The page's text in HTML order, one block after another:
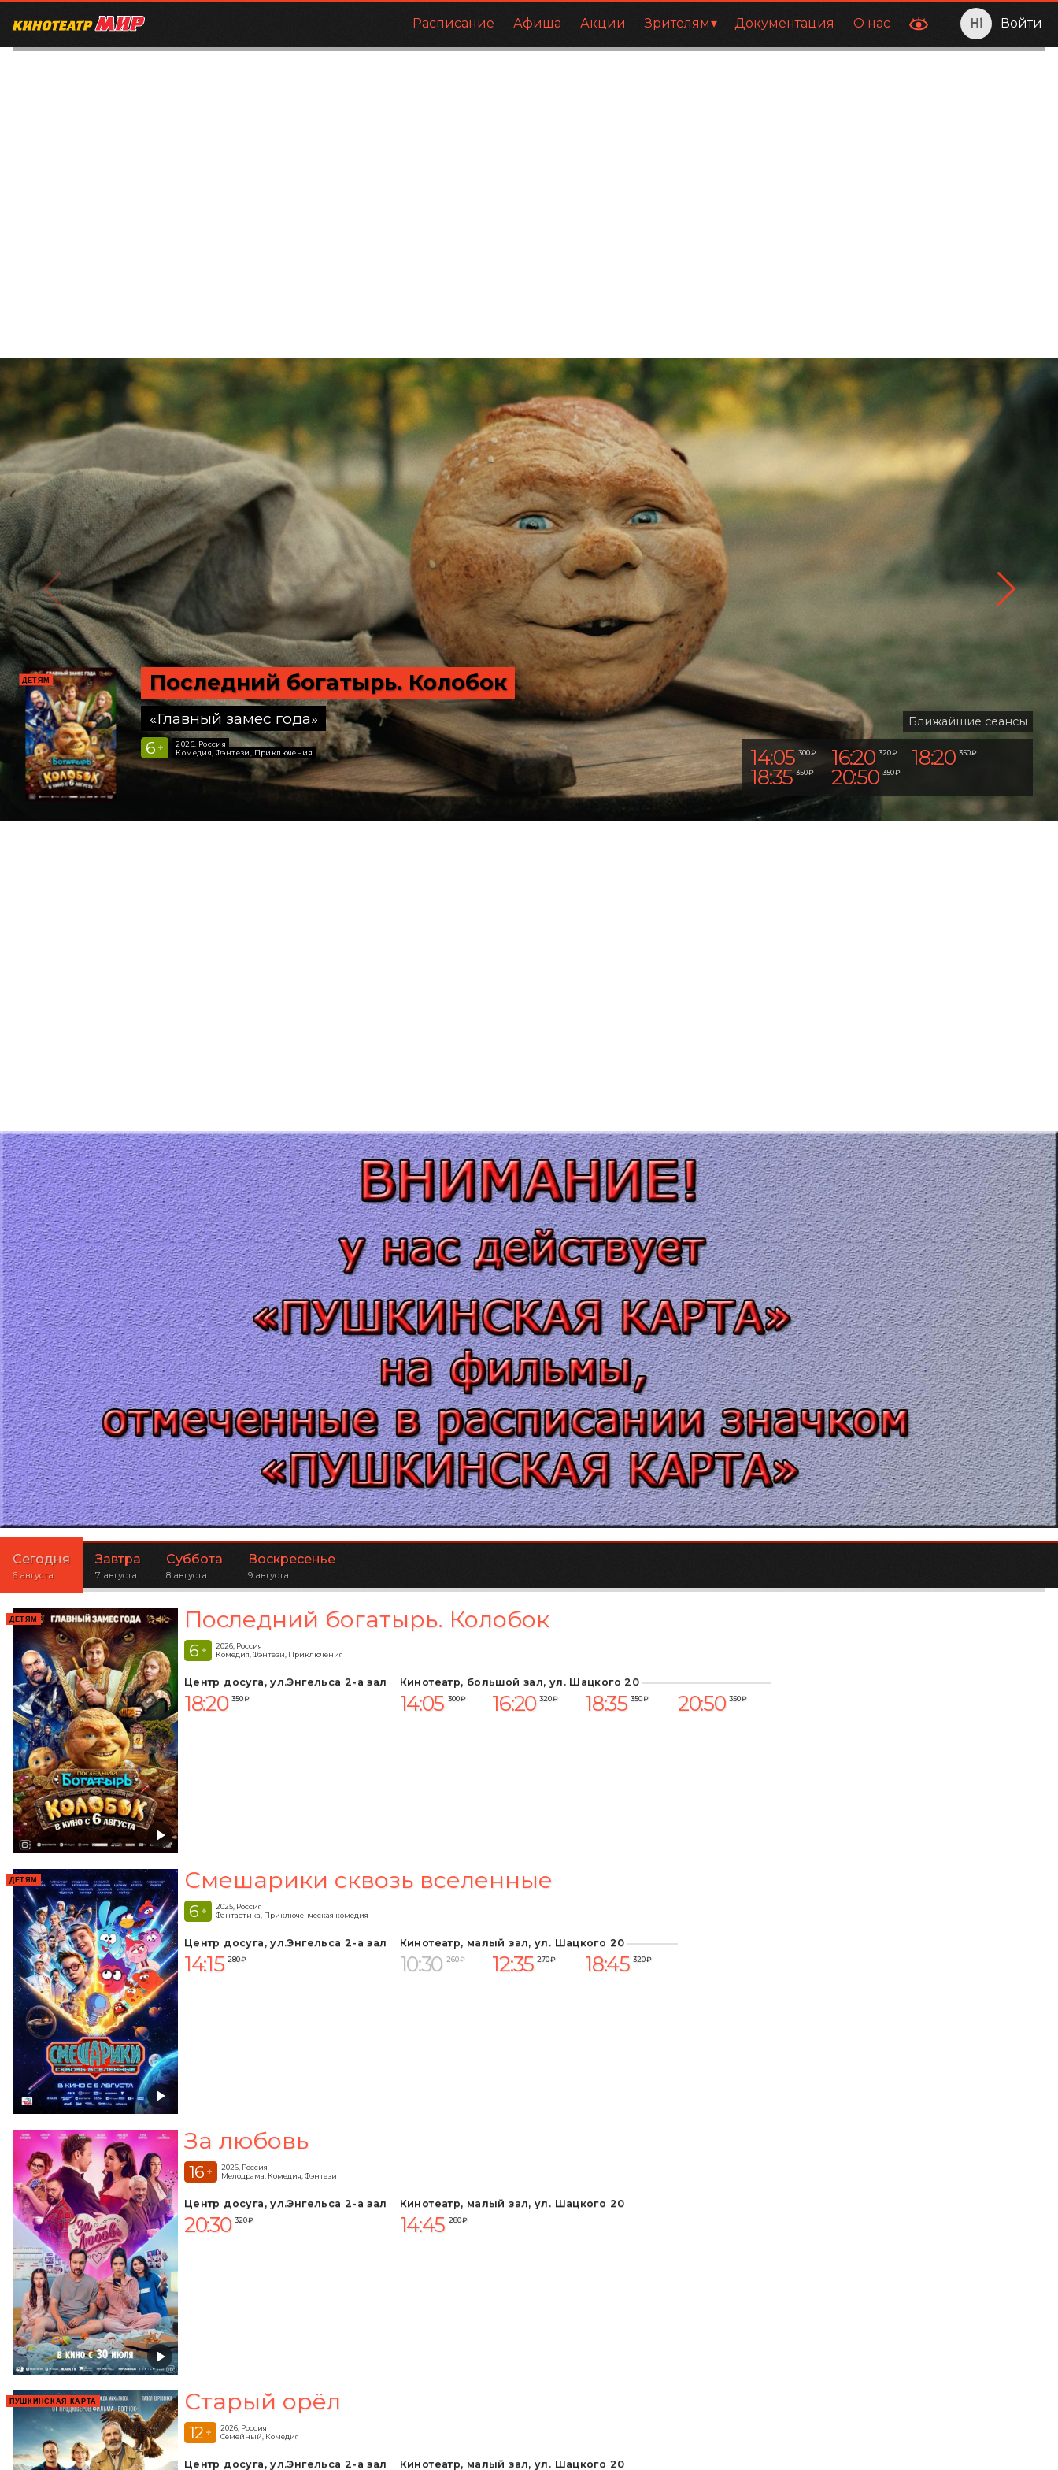
Расписание Афиша Акции Зрителям Документация О нас Войти
ДЕТЯМ Последний богатырь. Колобок
«Главный замес года»
6 +
2026, Россия
Комедия, Фэнтези, Приключения
Ближайшие сеансы
14:05 300 ₽ 16:20 320 ₽ 18:20 350 ₽
18:35 350 ₽ 20:50 350 ₽
Сегодня
6 августа
Завтра
7 августа
Суббота
8 августа
Воскресенье
9 августа
ДЕТЯМ Последний богатырь. Колобок
6 +
2026, Россия
Комедия, Фэнтези, Приключения
Центр досуга, ул.Энгельса 2-а зал
18:20 350 ₽
Кинотеатр, большой зал, ул. Шацкого 20
14:05 300 ₽ 16:20 320 ₽ 18:35 350 ₽ 20:50 350 ₽
ДЕТЯМ Смешарики сквозь вселенные
6 +
2025, Россия
Фантастика, Приключенческая комедия
Центр досуга, ул.Энгельса 2-а зал
14:15 280 ₽
Кинотеатр, малый зал, ул. Шацкого 20
10:30 260 ₽ 12:35 270 ₽ 18:45 320 ₽
За любовь
16 +
2026, Россия
Мелодрама, Комедия, Фэнтези
Центр досуга, ул.Энгельса 2-а зал
20:30 320 ₽
Кинотеатр, малый зал, ул. Шацкого 20
14:45 280 ₽
ПУШКИНСКАЯ КАРТА Старый орёл
12 +
2026, Россия
Семейный, Комедия
Центр досуга, ул.Энгельса 2-а зал Кинотеатр, малый зал, ул. Шацкого 20